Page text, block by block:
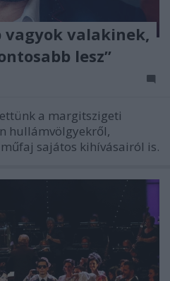
valakinek,
lesz”
a margitszigeti
hullámvölgyekről,
sajátos kihívásairól is.